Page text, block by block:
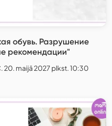
Разрушение
рекомендации"
20. maijā 2027 plkst. 10:30